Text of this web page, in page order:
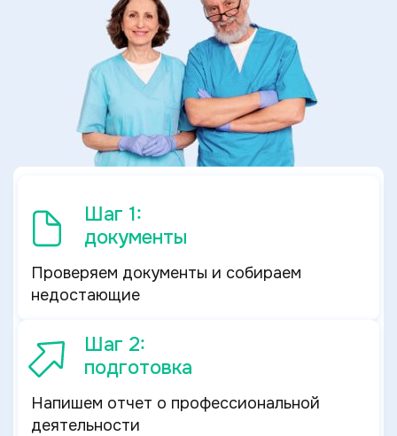
Шаг 1:
документы
Проверяем документы и собираем
недостающие
Шаг 2:
подготовка
Напишем отчет о профессиональной
деятельности